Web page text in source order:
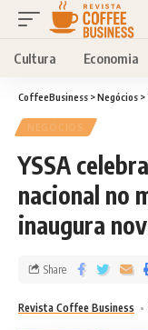
Cultura Economia
CoffeeBusiness >Negócios >
NEGÓCIOS
YSSA
nacional no
inaugura
Revista Coffee Business
Share